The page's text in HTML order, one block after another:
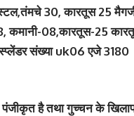
30, कारतूस 25
कमानी-08,कारतूस-25
स्प्लेंडर संख्या uk06 एजे 3180
है तथा गुच्चन के खिलाफ